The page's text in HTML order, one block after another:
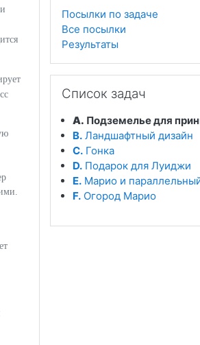
Посылки по задаче
Все посылки
Результаты
Список задач
A. Подземелье для
B. Ландшафтный дизайн
C. Гонка
D. Подарок для Луиджи
E. Марио и
F. Огород Марио